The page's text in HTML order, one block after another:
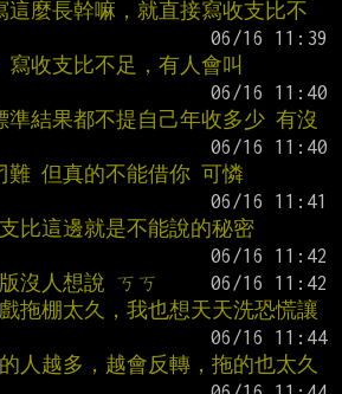
麼長幹嘛，就直接寫收支比不
寫收支比不足，有人會叫
結果都不提自己年收多少 有沒
難 但真的不能借你 可憐
比這邊就是不能說的秘密
沒人想說 ㄎㄎ
拖棚太久，我也想天天洗恐慌讓
人越多，越會反轉，拖的也太久